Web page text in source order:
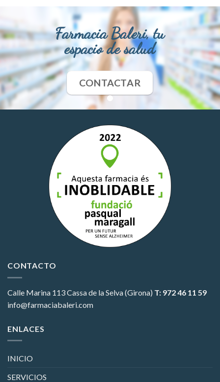
Farmacia Baleri, tu
espacio de salud
CONTACTAR
CONTACTO
Calle Marina 113Cassa de la Selva (Girona) T: 972 46 11 59
info@farmaciabaleri.com
ENLACES
INICIO
SERVICIOS